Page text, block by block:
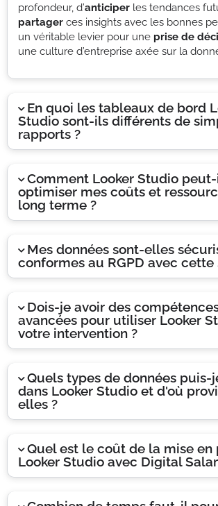
profondeur, d’anticiper les tendances
partager ces insights avec les bonnes
un véritable levier pour une prise de
une culture d’entreprise axée sur la
En quoi les tableaux de bord
Studio sont-ils différents de
rapports ?
Comment Looker Studio
optimiser mes coûts et
long terme ?
Mes données sont-elles
conformes au RGPD avec cette
Dois-je avoir des
avancées pour utiliser Looker
votre intervention ?
Quels types de données puis-
dans Looker Studio et d'où
elles ?
Quel est le coût de la mise en
Looker Studio avec Digital